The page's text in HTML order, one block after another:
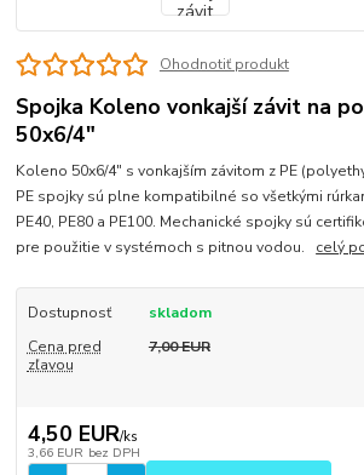
Ohodnotiť produkt
Spojka Koleno vonkajší závit na
50x6/4"
Koleno 50x6/4" s vonkajším závitom z PE
PE spojky sú plne kompatibilné so všetkými
PE40, PE80 a PE100. Mechanické spojky sú
pre použitie v systémoch s pitnou vodou. celý
Dostupnosť
skladom
Cena pred
zľavou
7,00 EUR
4,50 EUR/ks
3,66 EUR bez DPH